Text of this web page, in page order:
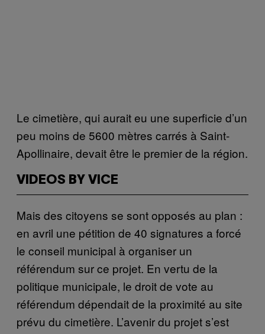
Le cimetière, qui aurait eu une superficie d’un
peu moins de 5600 mètres carrés à Saint-
Apollinaire, devait être le premier de la région.
VIDEOS BY VICE
Mais des citoyens se sont opposés au plan :
en avril une pétition de 40 signatures a forcé
le conseil municipal à organiser un
référendum sur ce projet. En vertu de la
politique municipale, le droit de vote au
référendum dépendait de la proximité au site
prévu du cimetière. L’avenir du projet s’est